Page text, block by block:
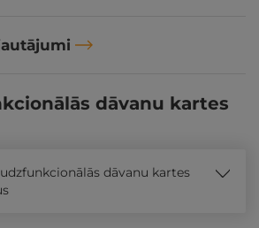
dāvanu kartes
dāvanu kartes